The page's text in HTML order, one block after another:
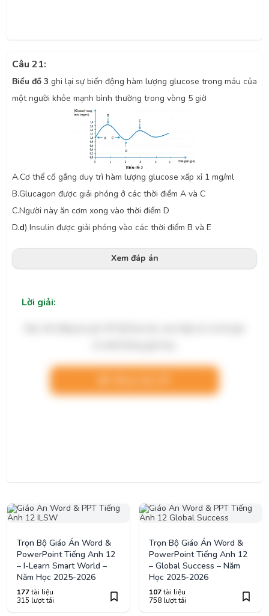
Câu 21:
Biểu đồ 3 ghi lại sự biến động hàm lượng glucose trong máu của
một người khỏe mạnh bình thường trong vòng 5 giờ
A.Cơ thể cố gắng duy trì hàm lượng glucose xấp xỉ 1 mg/ml
B.Glucagon được giải phóng ở các thời điểm A và C
C.Người này ăn cơm xong vào thời điểm D
D.d) Insulin được giải phóng vào các thời điểm B và E
Xem đáp án
Lời giải:
Trọn Bộ Giáo Án Word &
PowerPoint Tiếng Anh 12
– I-Learn Smart World –
Năm Học 2025-2026
177tài liệu
315 lượt tải
Trọn Bộ Giáo Án Word &
PowerPoint Tiếng Anh 12
– Global Success – Năm
Học 2025-2026
107tài liệu
758 lượt tải